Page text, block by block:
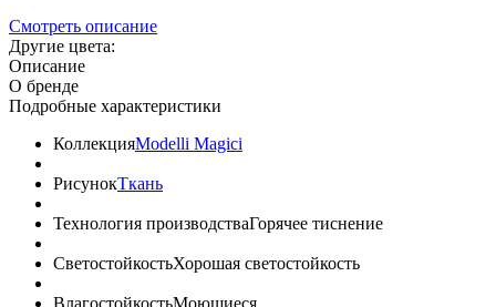
Смотреть описание
Другие цвета:
Описание
О бренде
Подробные характеристики
КоллекцияModelli Magici
РисунокТкань
Технология производстваГорячее тиснение
СветостойкостьХорошая светостойкость
ВлагостойкостьМоющиеся